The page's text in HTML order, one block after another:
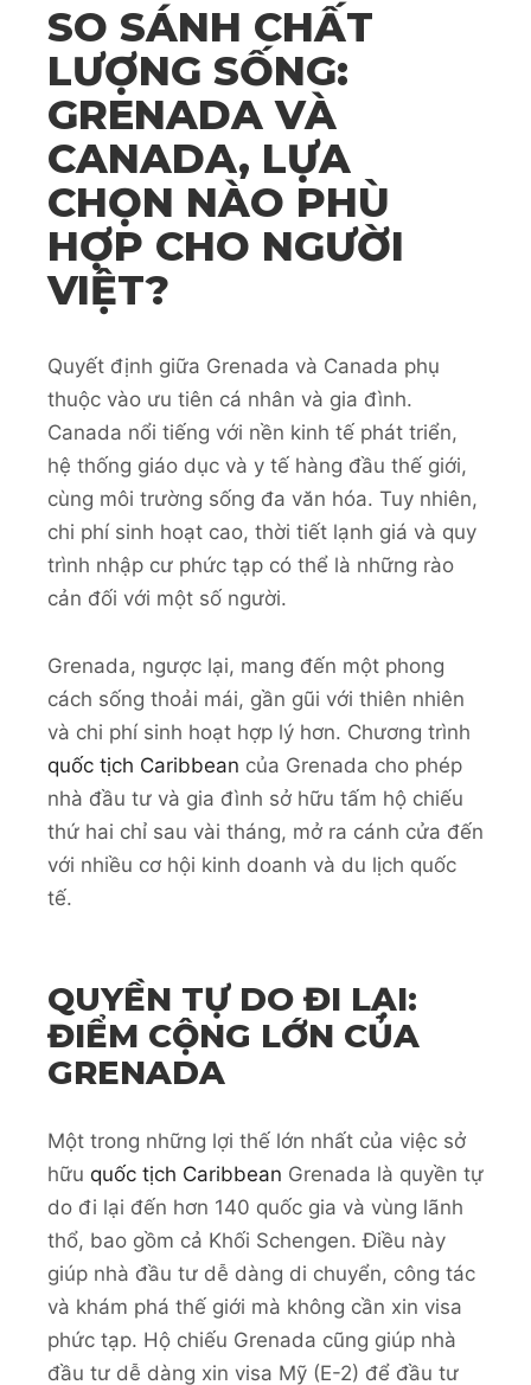
SO SÁNH CHẤT
LƯỢNG SỐNG:
GRENADA VÀ
CANADA, LỰA
CHỌN NÀO PHÙ
HỢP CHO NGƯỜI
VIỆT?
Quyết định giữa Grenada và Canada phụ
thuộc vào ưu tiên cá nhân và gia đình.
Canada nổi tiếng với nền kinh tế phát triển,
hệ thống giáo dục và y tế hàng đầu thế giới,
cùng môi trường sống đa văn hóa. Tuy nhiên,
chi phí sinh hoạt cao, thời tiết lạnh giá và quy
trình nhập cư phức tạp có thể là những rào
cản đối với một số người.
Grenada, ngược lại, mang đến một phong
cách sống thoải mái, gần gũi với thiên nhiên
và chi phí sinh hoạt hợp lý hơn. Chương trình
quốc tịch Caribbean của Grenada cho phép
nhà đầu tư và gia đình sở hữu tấm hộ chiếu
thứ hai chỉ sau vài tháng, mở ra cánh cửa đến
với nhiều cơ hội kinh doanh và du lịch quốc
tế.
QUYỀN TỰ DO ĐI LẠI:
ĐIỂM CỘNG LỚN CỦA
GRENADA
Một trong những lợi thế lớn nhất của việc sở
hữu quốc tịch Caribbean Grenada là quyền tự
do đi lại đến hơn 140 quốc gia và vùng lãnh
thổ, bao gồm cả Khối Schengen. Điều này
giúp nhà đầu tư dễ dàng di chuyển, công tác
và khám phá thế giới mà không cần xin visa
phức tạp. Hộ chiếu Grenada cũng giúp nhà
đầu tư dễ dàng xin visa Mỹ (E-2) để đầu tư